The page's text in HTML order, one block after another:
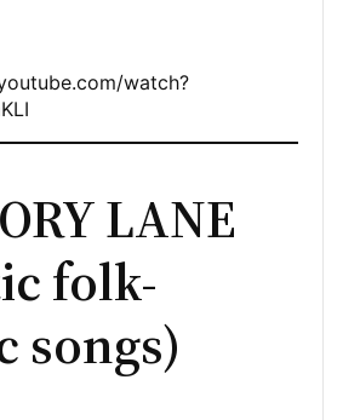
watch?
LANE
folk-
songs)